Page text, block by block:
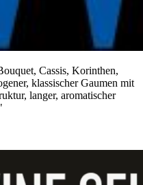
Cassis, Korinthen,
klassischer Gaumen mit
langer, aromatischer